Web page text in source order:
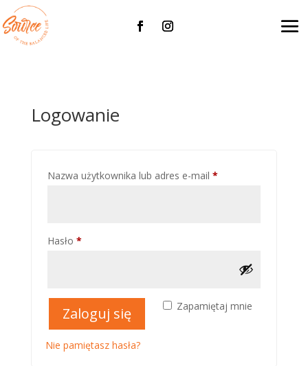
Logowanie
Nazwa użytkownika lub adres e-mail *Wymagane
Hasło *Wymagane
Zapamiętaj mnie
Zaloguj się
Nie pamiętasz hasła?